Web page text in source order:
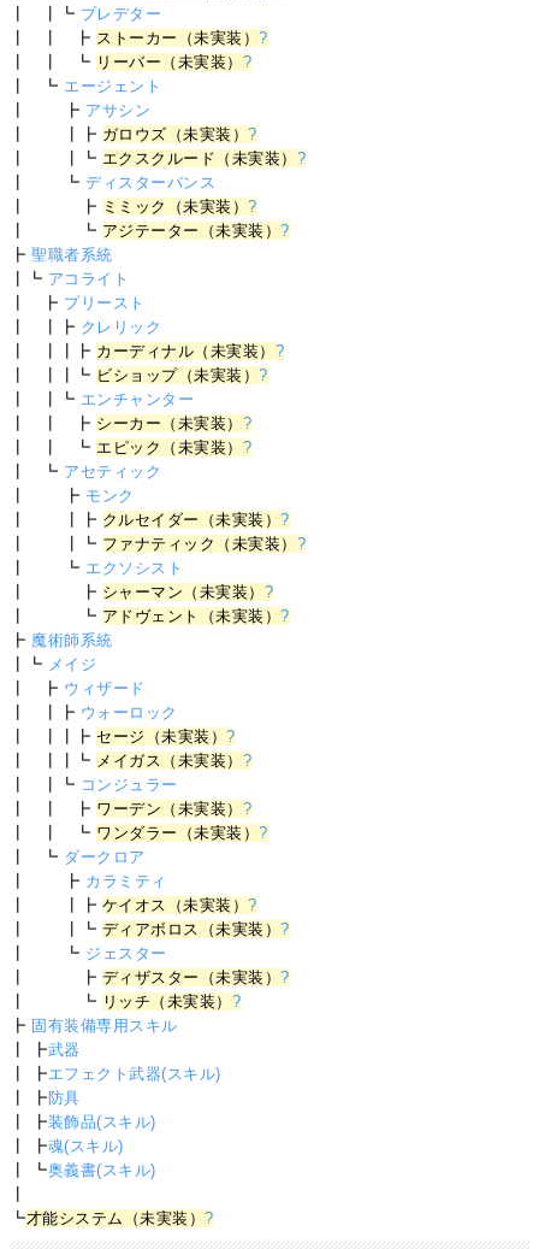
┃ ┃┗ プレデター
┃ ┃ ┣ ストーカー（未実装）?
┃ ┃ ┗ リーバー（未実装） ?
┃ ┗ エージェント
┃ ┣ アサシン
┃ ┃┣ ガロウズ（未実装）?
┃ ┃┗ エクスクルード（未実装） ?
┃ ┗ディスターバンス
┃ ┣ ミミック（未実装）?
┃ ┗ アジテーター（未実装）?
┣聖職者系統
┃┗ アコライト
┃ ┣ プリースト
┃ ┃┣ クレリック
┃ ┃┃┣ カーディナル（未実装） ?
┃ ┃┃┗ ビショップ（未実装）?
┃ ┃┗ エンチャンター
┃ ┃ ┣ シーカー（未実装） ?
┃ ┃ ┗ エピック（未実装） ?
┃ ┗ アセティック
┃ ┣ モンク
┃ ┃┣ クルセイダー（未実装）?
┃ ┃┗ ファナティック（未実装） ?
┃ ┗ エクソシスト
┃ ┣ シャーマン（未実装） ?
┃ ┗ アドヴェント（未実装）?
┣ 魔術師系統
┃┗ メイジ
┃ ┣ ウィザード
┃ ┃┣ ウォーロック
┃ ┃┃┣ セージ（未実装）?
┃ ┃┃┗ メイガス（未実装） ?
┃ ┃┗ コンジュラー
┃ ┃ ┣ ワーデン（未実装） ?
┃ ┃ ┗ ワンダラー（未実装）?
┃ ┗ ダークロア
┃ ┣ カラミティ
┃ ┃┣ ケイオス（未実装）?
┃ ┃┗ ディアボロス（未実装）?
┃ ┗ ジェスター
┃ ┣ ディザスター（未実装）?
┃ ┗ リッチ（未実装） ?
┣ 固有装備専用スキル
┃ ┣武器
┃ ┣エフェクト武器(スキル)
┃ ┣防具
┃ ┣装飾品(スキル)
┃ ┣魂(スキル)
┃ ┗奥義書(スキル)
┗才能システム（未実装）?